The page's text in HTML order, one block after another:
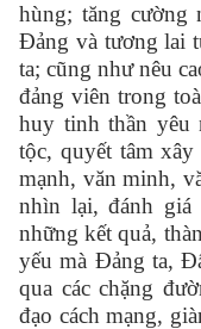
hùng; tăng cường
Đảng và tương lai
ta; cũng như nêu
đảng viên trong
huy tinh thần yêu
tộc, quyết tâm
mạnh, văn minh,
nhìn lại, đánh giá
những kết quả,
yếu mà Đảng ta,
qua các chặng
đạo cách mạng,